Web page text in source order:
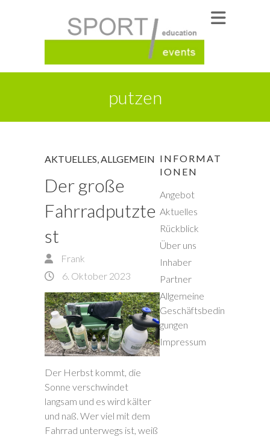
putzen
AKTUELLES,ALLGEMEIN
Der große
Fahrradputzte
st
Frank
6. Oktober 2023
Der Herbst kommt, die
Sonne verschwindet
langsam und es wird kälter
und naß. Wer viel mit dem
Fahrrad unterwegs ist, weiß
INFORMAT
IONEN
Angebot
Aktuelles
Rückblick
Über uns
Inhaber
Partner
Allgemeine
Geschäftsbedin
gungen
Impressum